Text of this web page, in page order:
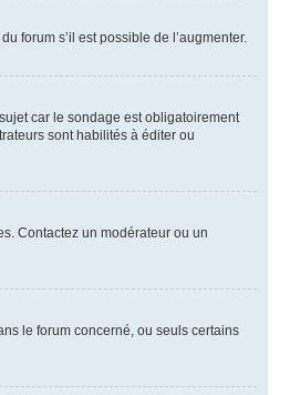
forum s’il est possible de l’augmenter.
car le sondage est obligatoirement
sont habilités à éditer ou
Contactez un modérateur ou un
le forum concerné, ou seuls certains